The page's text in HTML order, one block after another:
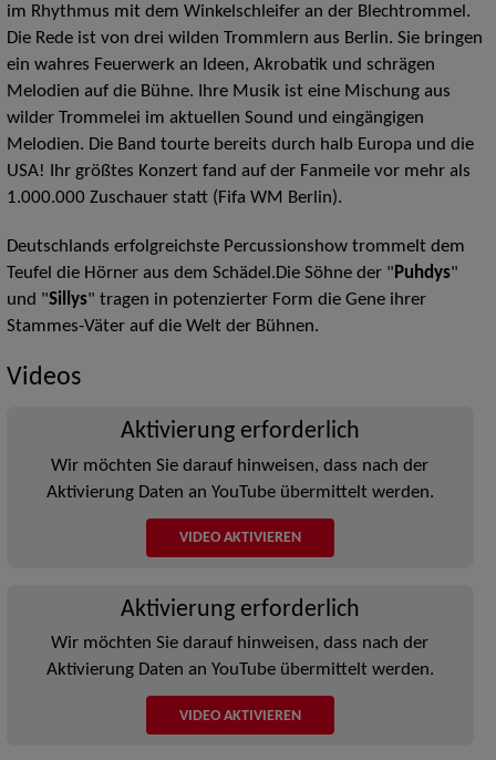
im Rhythmus mit dem Winkelschleifer an der Blechtrommel.
Die Rede ist von drei wilden Trommlern aus Berlin. Sie bringen
ein wahres Feuerwerk an Ideen, Akrobatik und schrägen
Melodien auf die Bühne. Ihre Musik ist eine Mischung aus
wilder Trommelei im aktuellen Sound und eingängigen
Melodien. Die Band tourte bereits durch halb Europa und die
USA! Ihr größtes Konzert fand auf der Fanmeile vor mehr als
1.000.000 Zuschauer statt (Fifa WM Berlin).
Deutschlands erfolgreichste Percussionshow trommelt dem
Teufel die Hörner aus dem Schädel.Die Söhne der "Puhdys"
und "Sillys" tragen in potenzierter Form die Gene ihrer
Stammes-Väter auf die Welt der Bühnen.
Videos
Aktivierung erforderlich
Wir möchten Sie darauf hinweisen, dass nach der
Aktivierung Daten an YouTube übermittelt werden.
VIDEO AKTIVIEREN
Aktivierung erforderlich
Wir möchten Sie darauf hinweisen, dass nach der
Aktivierung Daten an YouTube übermittelt werden.
VIDEO AKTIVIEREN